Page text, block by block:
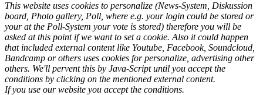
This website uses cookies to personalize (News-System, Diskussion
board, Photo gallery, Poll, where e.g. your login could be stored or
your at the Poll-System your vote is stored) therefore you will be
asked at this point if we want to set a cookie. Also it could happen
that included external content like Youtube, Facebook, Soundcloud,
Bandcamp or others uses cookies for personalize, advertising other
others. We'll pervent this by Java-Script until you accept the
conditions by clicking on the mentioned external content.
If you use our website you accept the conditions.